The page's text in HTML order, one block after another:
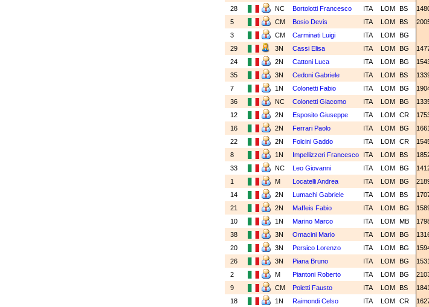
28
NC Bortolotti Francesco ITA LOM BS
5
CM Bosio Devis ITA LOM BS
3
CM Carminati Luigi ITA LOM BG
29
3N Cassi Elisa ITA LOM BG
24
2N Cattoni Luca ITA LOM BG
35
3N Cedoni Gabriele ITA LOM BS
7
1N Colonetti Fabio ITA LOM BG
36
NC Colonetti Giacomo ITA LOM BG
12
2N Esposito Giuseppe ITA LOM CR
16
2N Ferrari Paolo ITA LOM BG 1661
22
2N Folcini Gaddo ITA LOM CR
8
1N Impellizzeri Francesco ITA LOM BS
33
NC Leo Giovanni ITA LOM BG
1
M Locatelli Andrea ITA LOM BG
14
2N Lumachi Gabriele ITA LOM BS
21
2N Maffeis Fabio ITA LOM BG
10
1N Marino Marco ITA LOM MB
38
3N Omacini Mario ITA LOM BG
20
3N Persico Lorenzo ITA LOM BG
26
3N Piana Bruno ITA LOM BG 1531
2
M Piantoni Roberto ITA LOM BG
9
CM Poletti Fausto ITA LOM BS 1841
18
1N Raimondi Celso ITA LOM CR